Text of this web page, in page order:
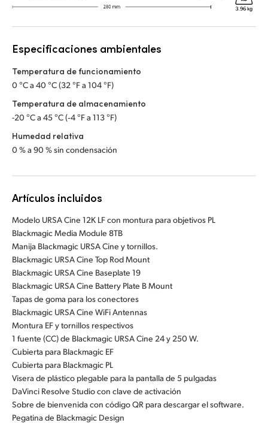
Especificaciones ambientales
Temperatura de funcionamiento
0 °C a 40 °C (32 °F a 104 °F)
Temperatura de almacenamiento
-20 °C a 45 °C (‑4 °F a 113 °F)
Humedad relativa
0 % a 90 % sin condensación
Artículos incluidos
Modelo URSA Cine 12K LF con montura para objetivos PL
Blackmagic Media Module 8TB
Manija Blackmagic URSA Cine y tornillos.
Blackmagic URSA Cine Top Rod Mount
Blackmagic URSA Cine Baseplate 19
Blackmagic URSA Cine Battery Plate B Mount
Tapas de goma para los conectores
Blackmagic URSA Cine WiFi Antennas
Montura EF y tornillos respectivos
1 fuente (CC) de Blackmagic URSA Cine 24 y 250 W.
Cubierta para Blackmagic EF
Cubierta para Blackmagic PL
Visera de plástico plegable para la pantalla de 5 pulgadas
DaVinci Resolve Studio con clave de activación
Sobre de bienvenida con código QR para descargar el software.
Pegatina de Blackmagic Design